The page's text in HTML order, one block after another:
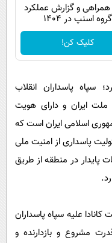
و گزارش عملکرد
گروه اسنپ در ۱۴۰۴
کلیک کن!
سپاه پاسداران انقلاب
ملت ایران و دارای هویت
اسلامی ایران است که
پاسداری از امنیت ملی
پایدار در منطقه از طریق
کانادا علیه سپاه پاسداران
مشروع و بازدارنده و